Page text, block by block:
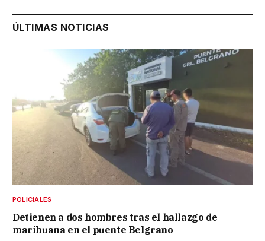
ÚLTIMAS NOTICIAS
POLICIALES
Detienen a dos hombres tras el hallazgo de
marihuana en el puente Belgrano